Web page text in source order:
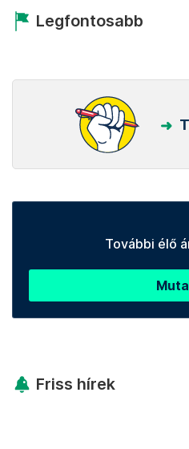
Legfontosabb
További élő
Friss hírek